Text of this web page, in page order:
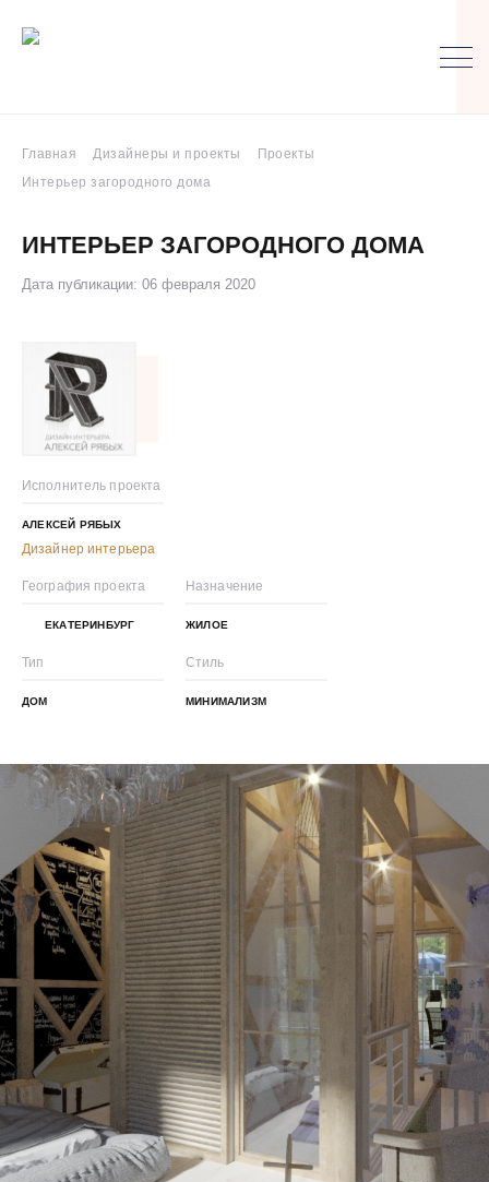
Главная Дизайнеры и проекты
Проекты
Интерьер загородного дома
ИНТЕРЬЕР ЗАГОРОДНОГО ДОМА
Дата публикации: 06 февраля 2020
Исполнитель проекта
АЛЕКСЕЙ РЯБЫХ
Дизайнер интерьера
География проекта
ЕКАТЕРИНБУРГ
Назначение
ЖИЛОЕ
Тип
ДОМ
Стиль
МИНИМАЛИЗМ